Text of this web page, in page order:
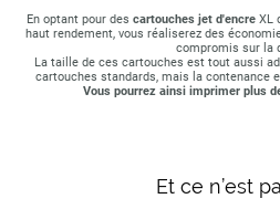
En optant pour des cartouches jet d'encreXL
haut rendement, vous réaliserez des
compromis sur la
La taille de ces cartouches est tout aussi
cartouches standards, mais la contenance
Vous pourrez ainsi imprimer plus
Et ce n’est